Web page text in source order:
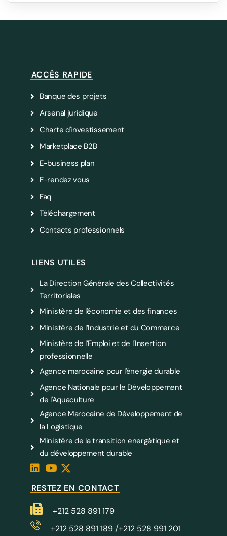
ACCÈS RAPIDE
Banque des projets
Arsenal juridique
Charte d'investissement
Marketplace B2B
E-business plan
E-rendez vous
Faq
Téléchargement
Contacts professionnels
LIENS UTILES
La Direction Générale des Collectivités
Territoriales
Ministère de l'économie et des finances
Ministère de l’Industrie et du Commerce
Ministère de l’Emploi et de l’Insertion
professionnelle
Agence marocaine pour l'énergie durable
Agence Nationale pour le Développement
de l'Aquaculture
Agence Marocaine de Développement de
la Logistique
Ministère de la transition energétique et
du développement durable
RESTEZ EN CONTACT
+212 528 891 179
+212 528 891 189 /+212 528 991 201